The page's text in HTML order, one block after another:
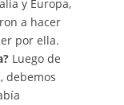
y Europa,
a hacer
por ella.
Luego de
debemos